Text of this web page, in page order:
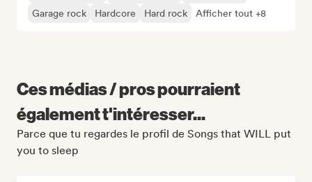
Garage rock
Hardcore Hard rock Afficher tout +8
Ces médias / pros pourraient
également t'intéresser...
Parce que tu regardes le profil de Songs that WILL put
you to sleep